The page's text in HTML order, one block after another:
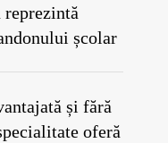
școlar
și fără
oferă